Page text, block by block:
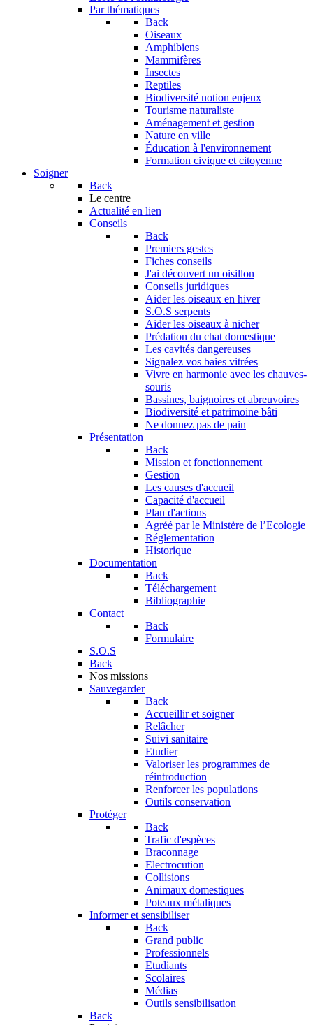
Par thématiques
Back
Oiseaux
Amphibiens
Mammifères
Insectes
Reptiles
Biodiversité notion enjeux
Tourisme naturaliste
Aménagement et gestion
Nature en ville
Éducation à l'environnement
Formation civique et citoyenne
Soigner
Back
Le centre
Actualité en lien
Conseils
Back
Premiers gestes
Fiches conseils
J'ai découvert un oisillon
Conseils juridiques
Aider les oiseaux en hiver
S.O.S serpents
Aider les oiseaux à nicher
Prédation du chat domestique
Les cavités dangereuses
Signalez vos baies vitrées
Vivre en harmonie avec les chauves-
souris
Bassines, baignoires et abreuvoires
Biodiversité et patrimoine bâti
Ne donnez pas de pain
Présentation
Back
Mission et fonctionnement
Gestion
Les causes d'accueil
Capacité d'accueil
Plan d'actions
Agréé par le Ministère de l’Ecologie
Réglementation
Historique
Documentation
Back
Téléchargement
Bibliographie
Contact
Back
Formulaire
S.O.S
Back
Nos missions
Sauvegarder
Back
Accueillir et soigner
Relâcher
Suivi sanitaire
Etudier
Valoriser les programmes de
réintroduction
Renforcer les populations
Outils conservation
Protéger
Back
Trafic d'espèces
Braconnage
Electrocution
Collisions
Animaux domestiques
Poteaux métaliques
Informer et sensibiliser
Back
Grand public
Professionnels
Etudiants
Scolaires
Médias
Outils sensibilisation
Back